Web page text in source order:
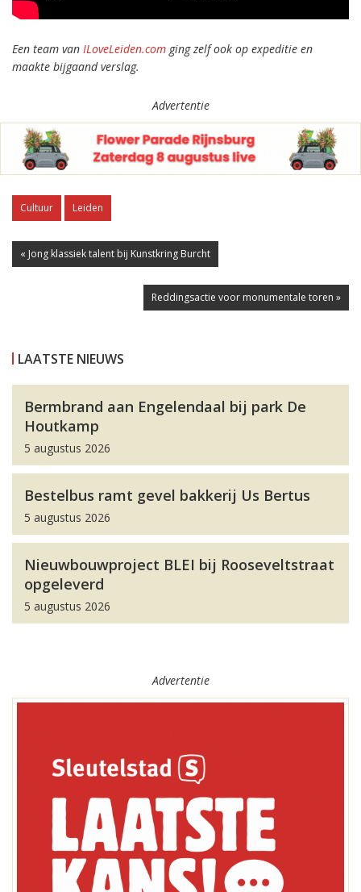
Een team van ILoveLeiden.com ging zelf ook op expeditie en
maakte bijgaand verslag.
Advertentie
Cultuur Leiden
« Jong klassiek talent bij Kunstkring Burcht
Reddingsactie voor monumentale toren »
LAATSTE NIEUWS
Bermbrand aan Engelendaal bij park De
Houtkamp
5 augustus 2026
Bestelbus ramt gevel bakkerij Us Bertus
5 augustus 2026
Nieuwbouwproject BLEI bij Rooseveltstraat
opgeleverd
5 augustus 2026
Advertentie